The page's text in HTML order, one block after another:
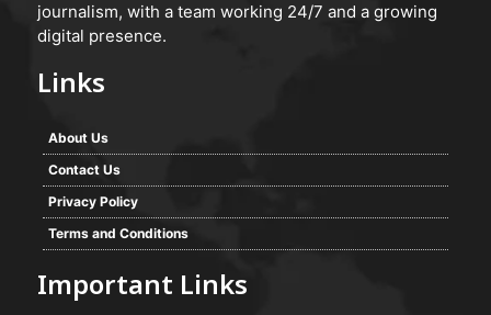
journalism, with a team working 24/7 and a growing
digital presence.
Links
About Us
Contact Us
Privacy Policy
Terms and Conditions
Important Links